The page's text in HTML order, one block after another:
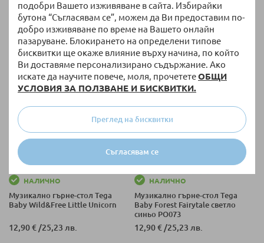
подобри Вашето изживяване в сайта. Избирайки
бутона “Съгласявам се”, можем да Ви предоставим по-
добро изживяване по време на Вашето онлайн
пазаруване. Блокирането на определени типове
бисквитки ще окаже влияние върху начина, по който
Ви доставяме персонализирано съдържание. Ако
искате да научите повече, моля, прочететеОБЩИ
УСЛОВИЯ ЗА ПОЛЗВАНЕ И БИСКВИТКИ.
Съгласявам се
Преглед на бисквитки
НАЛИЧНО
Mузикално гърне-стол Tega
Baby Wild&Free Little Unicorn
12,90 € /25,23 лв.
НАЛИЧНО
Музикално гърне-стол Tega
Baby Forest Fairytale светло
синьо PO073
12,90 € /25,23 лв.